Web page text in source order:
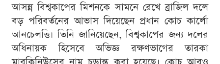
আসন্ন বিশ্বকাপের মিশনকে সামনে রেখে ব্রাজিল দলে
বড় পরিবর্তনের আভাস দিয়েছেন প্রধান কোচ কার্লো
আনচেলত্তি। তিনি জানিয়েছেন, বিশ্বকাপের জন্য দলের
অধিনায়ক হিসেবে অভিজ্ঞ রক্ষণভাগের তারকা